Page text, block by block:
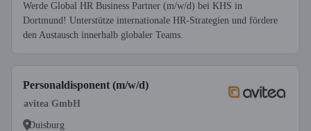
Werde Global HR Business Partner (m/w/d) bei KHS in
Dortmund! Unterstütze internationale HR-Strategien und fördere
den Austausch innerhalb globaler Teams.
Personaldisponent (m/w/d)
avitea GmbH
Duisburg